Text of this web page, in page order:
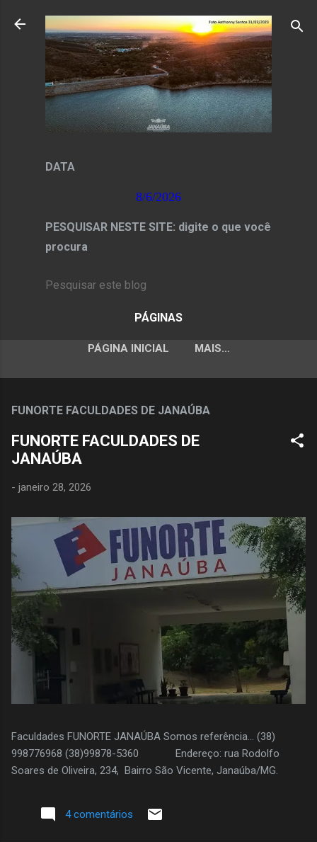
Pular para o conteúdo principal
DATA
8/6/2026
PESQUISAR NESTE SITE: digite o que você
procura
PÁGINAS
PÁGINA INICIAL MAIS…
FUNORTE FACULDADES DE JANAÚBA
FUNORTE FACULDADES DE
JANAÚBA
- janeiro 28, 2026
Faculdades FUNORTE JANAÚBA Somos referência... (38)
998776968 (38)99878-5360 Endereço: rua Rodolfo
Soares de Oliveira, 234, Bairro São Vicente, Janaúba/MG.
4 comentários